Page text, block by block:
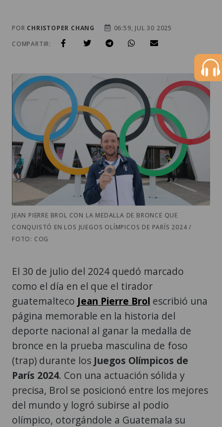
POR CHRISTOPER CHANG
06:59, JUL 30 2025
COMPARTIR:
JEAN PIERRE BROL CON LA MEDALLA DE BRONCE QUE
CONQUISTÓ EN LOS JUEGOS OLÍMPICOS DE PARÍS 2024 /
FOTO: COG
El 30 de julio del 2024 quedó marcado
como el día en el que el tirador
guatemalteco Jean Pierre Brol escribió una
página memorable en la historia del
deporte nacional al ganar la medalla de
bronce en la prueba masculina de foso
(trap) durante los Juegos Olímpicos de
París 2024. Con una actuación sólida y
precisa, Brol se posicionó entre los mejores
del mundo y logró subirse al podio
olímpico, otorgándole a Guatemala su